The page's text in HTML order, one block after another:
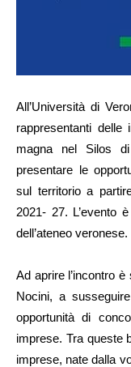
All’Università di
rappresentanti delle
magna nel Silos
presentare le
sul territorio a
2021- 27. L’evento
dell’ateneo veronese.
Ad aprire l’incontro
Nocini, a
opportunità di
imprese. Tra queste
imprese, nate dalla